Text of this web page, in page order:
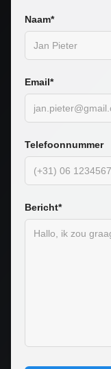
Naam*
Email*
Telefoonnummer
Bericht*